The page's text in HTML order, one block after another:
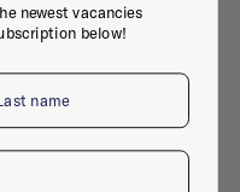
newest vacancies
below!
name